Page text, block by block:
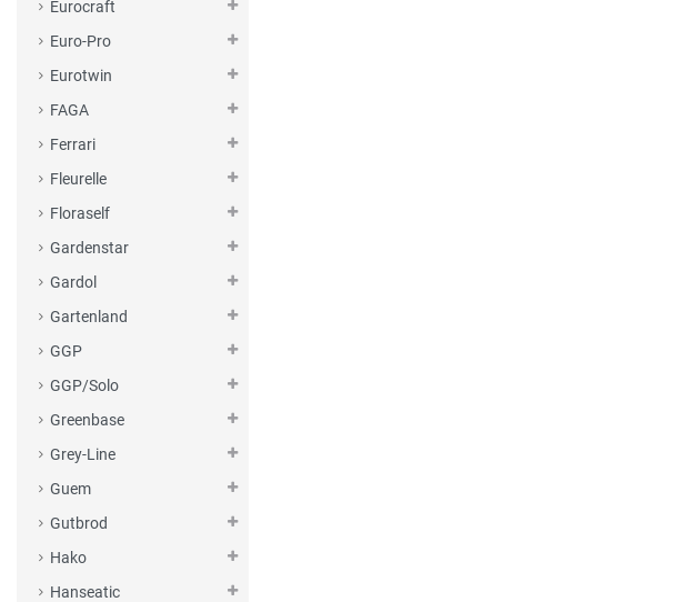
Eurocraft
Euro-Pro
Eurotwin
FAGA
Ferrari
Fleurelle
Floraself
Gardenstar
Gardol
Gartenland
GGP
GGP/Solo
Greenbase
Grey-Line
Guem
Gutbrod
Hako
Hanseatic